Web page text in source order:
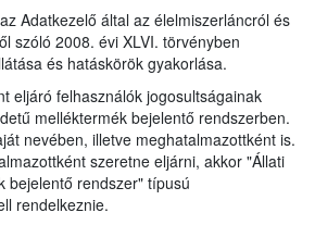
Adatkezelő által az élelmiszerláncról és
szóló 2008. évi XLVI. törvényben
és hatáskörök gyakorlása.
eljáró felhasználók jogosultságainak
melléktermék bejelentő rendszerben.
nevében, illetve meghatalmazottként is.
szeretne eljárni, akkor "Állati
bejelentő rendszer" típusú
rendelkeznie.